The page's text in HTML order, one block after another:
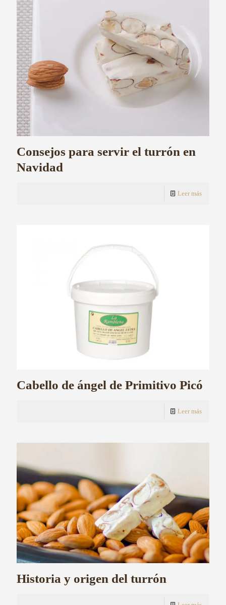
Consejos para servir el turrón en
Navidad
Leer más
Cabello de ángel de Primitivo Picó
Leer más
Historia y origen del turrón